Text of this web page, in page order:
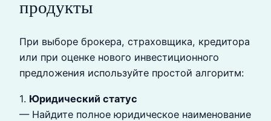
продукты
При выборе брокера, страховщика, кредитора
или при оценке нового инвестиционного
предложения используйте простой алгоритм:
1. Юридический статус
— Найдите полное юридическое наименование